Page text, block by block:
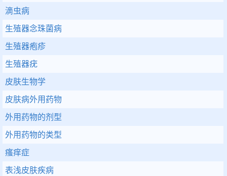
滴虫病
生殖器念珠菌病
生殖器疱疹
生殖器疣
皮肤生物学
皮肤病外用药物
外用药物的剂型
外用药物的类型
瘙痒症
表浅皮肤疾病